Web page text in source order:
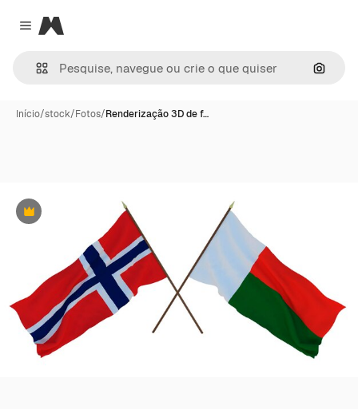
Close menu
Magnific
Início/stock/Fotos/Renderização 3D de f…
Premium